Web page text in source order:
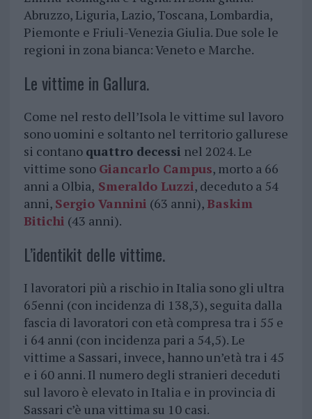
Abruzzo, Liguria, Lazio, Toscana, Lombardia,
Piemonte e Friuli-Venezia Giulia. Due sole le
regioni in zona bianca: Veneto e Marche.
Le vittime in Gallura.
Come nel resto dell’Isola le vittime sul lavoro
sono uomini e soltanto nel territorio gallurese
si contano quattro decessi nel 2024. Le
vittime sono Giancarlo Campus, morto a 66
anni a Olbia, Smeraldo Luzzi, deceduto a 54
anni, Sergio Vannini (63 anni),Baskim
Bitichi (43 anni).
L’identikit delle vittime.
I lavoratori più a rischio in Italia sono gli ultra
65enni (con incidenza di 138,3), seguita dalla
fascia di lavoratori con età compresa tra i 55 e
i 64 anni (con incidenza pari a 54,5). Le
vittime a Sassari, invece, hanno un’età tra i 45
e i 60 anni. Il numero degli stranieri deceduti
sul lavoro è elevato in Italia e in provincia di
Sassari c’è una vittima su 10 casi.